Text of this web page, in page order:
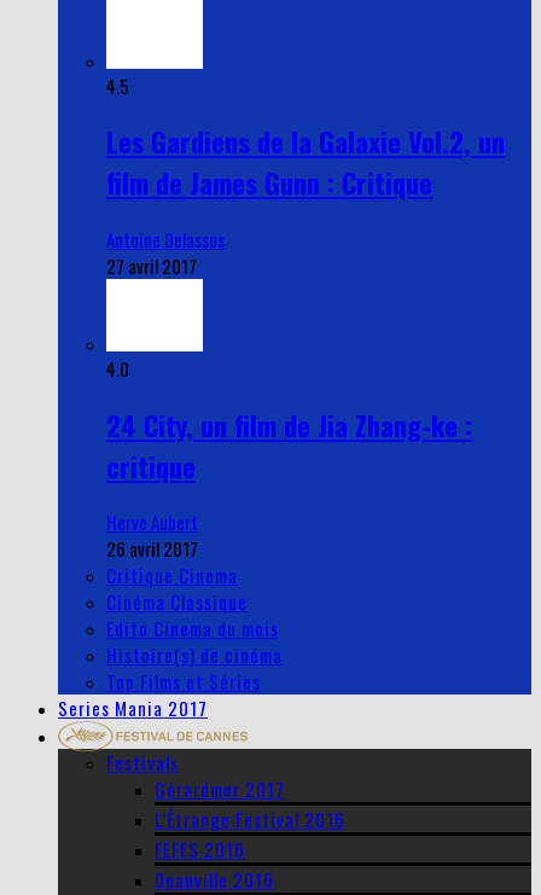
4.5
Les Gardiens de la Galaxie Vol.2, un
film de James Gunn : Critique
Antoine Delassus
27 avril 2017
4.0
24 City, un film de Jia Zhang-ke :
critique
Herve Aubert
26 avril 2017
Critique Cinema
Cinéma Classique
Edito Cinema du mois
Histoire(s) de cinéma
Top Films et Séries
Series Mania 2017
Festivals
Gérardmer 2017
L’Étrange Festival 2016
FEFFS 2016
Deauville 2016